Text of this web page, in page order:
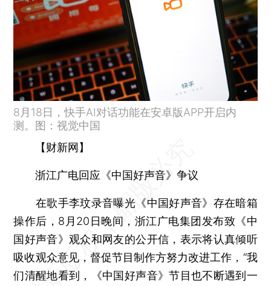
8月18日，快手AI对话功能在安卓版APP开启内
测。图：视觉中国
【财新网】
浙江广电回应《中国好声音》争议
在歌手李玟录音曝光《中国好声音》存在暗箱
操作后，8月20日晚间，浙江广电集团发布致《中
国好声音》观众和网友的公开信，表示将认真倾听
吸收观众意见，督促节目制作方努力改进工作，“我
们清醒地看到，《中国好声音》节目也不断遇到一